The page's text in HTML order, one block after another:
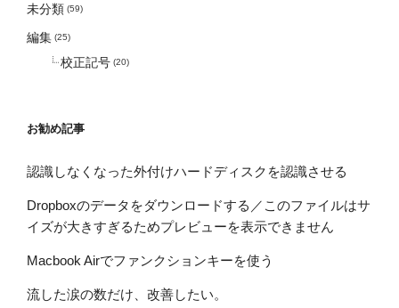
未分類 (59)
編集 (25)
校正記号 (20)
お勧め記事
認識しなくなった外付けハードディスクを認識させる
Dropboxのデータをダウンロードする／このファイルはサ
イズが大きすぎるためプレビューを表示できません
Macbook Airでファンクションキーを使う
流した涙の数だけ、改善したい。